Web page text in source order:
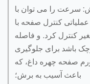
را می توان با
کنترل صفحه با
کرد. و فاصله
برای جلوگیری
چهره داغ، که
آسیب به برش؛